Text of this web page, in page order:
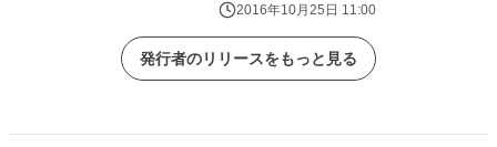
2016年10月25日 11:00
発行者のリリースをもっと見る